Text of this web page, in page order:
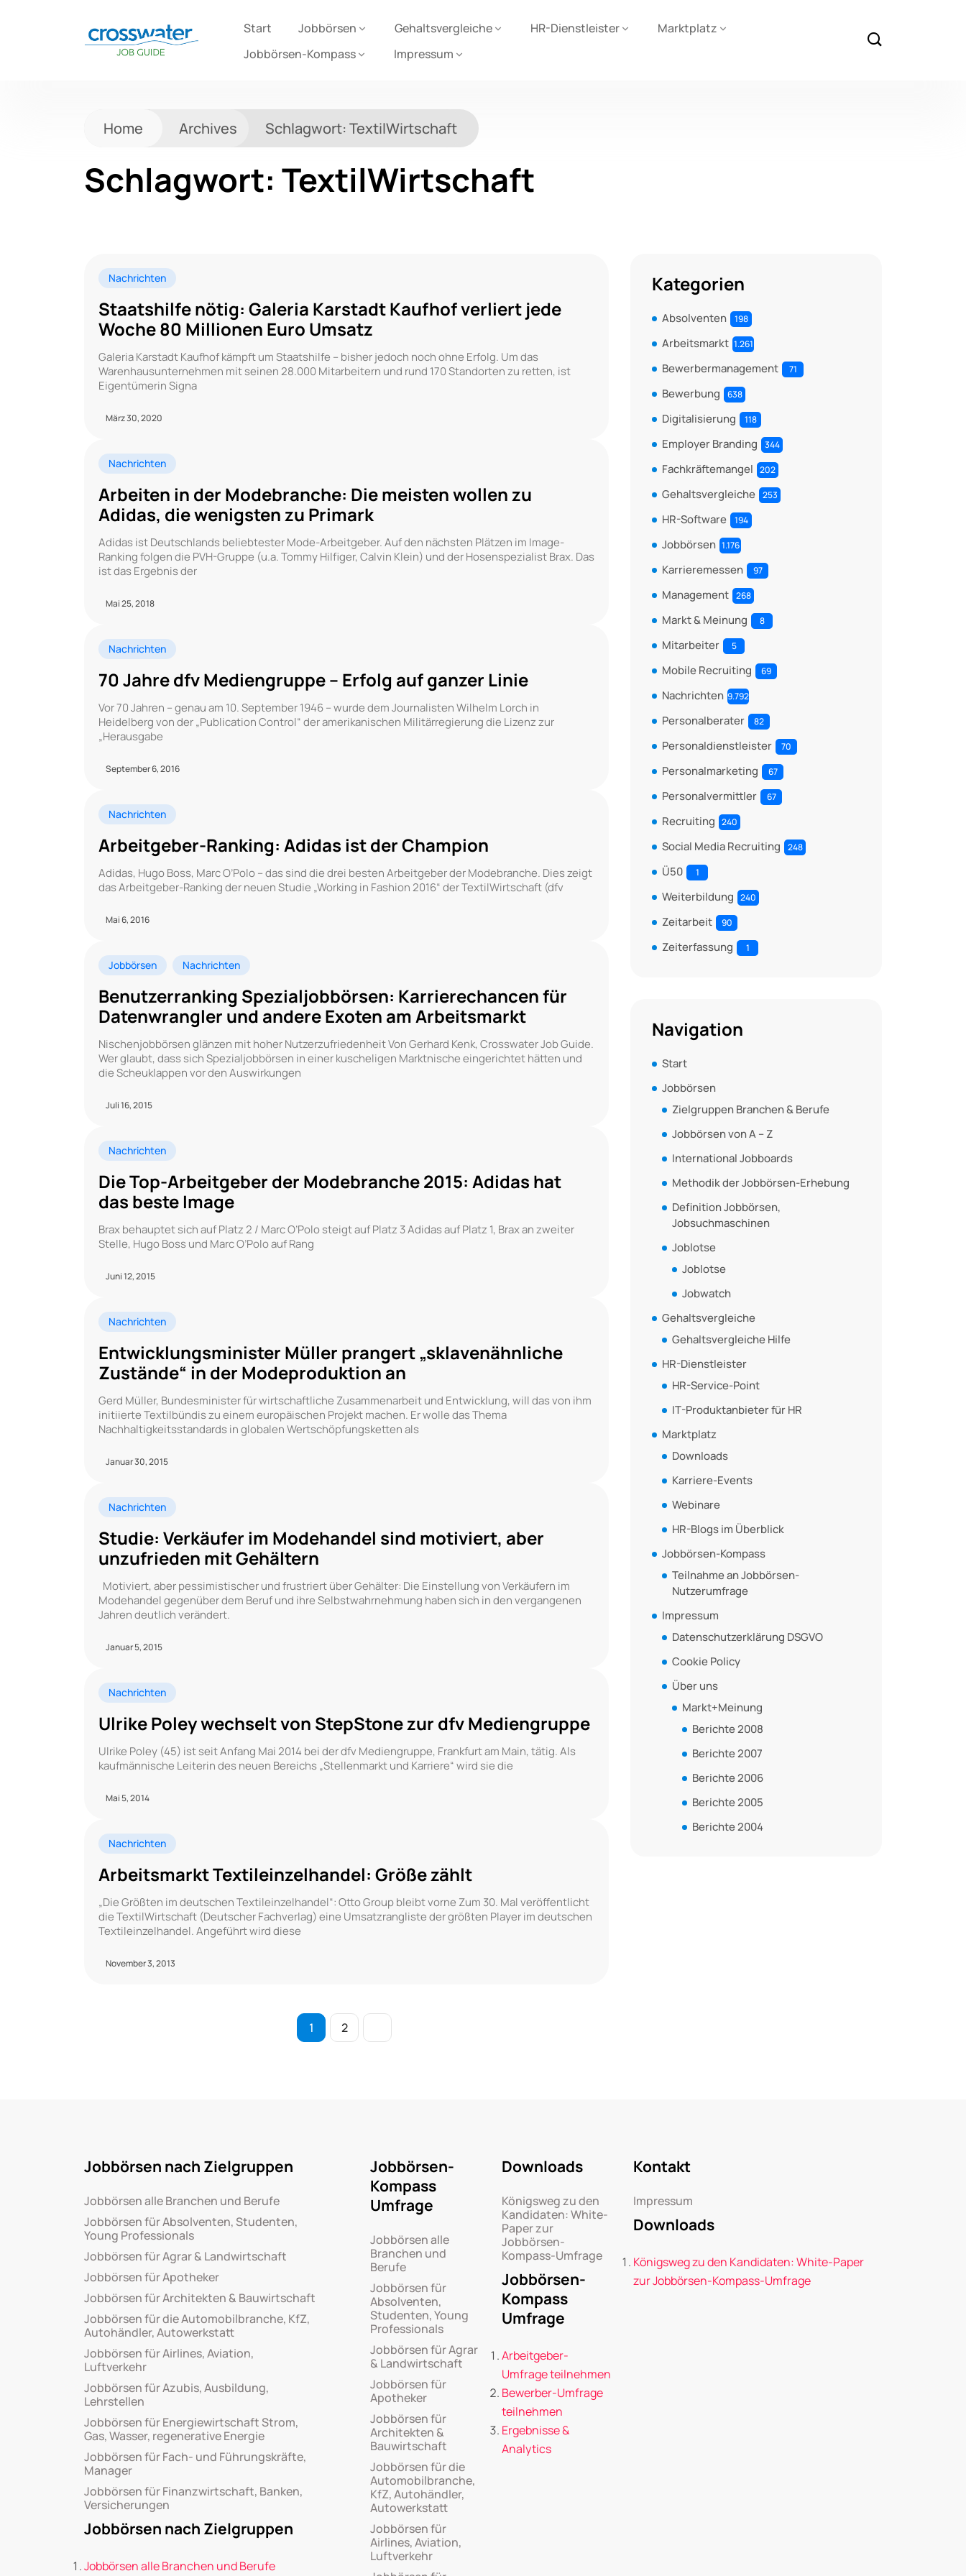
Start Jobbörsen Gehaltsvergleiche HR-Dienstleister
Marktplatz
Jobbörsen-Kompass
Impressum
Home Archives Schlagwort:TextilWirtschaft
Schlagwort: TextilWirtschaft
Nachrichten
Staatshilfe nötig: Galeria Karstadt Kaufhof verliert jede
Woche 80 Millionen Euro Umsatz
Galeria Karstadt Kaufhof kämpft um Staatshilfe – bisher jedoch noch ohne Erfolg. Um das
Warenhausunternehmen mit seinen 28.000 Mitarbeitern und rund 170 Standorten zu retten, ist
Eigentümerin Signa
März 30, 2020
Nachrichten
Arbeiten in der Modebranche: Die meisten wollen zu
Adidas, die wenigsten zu Primark
Adidas ist Deutschlands beliebtester Mode-Arbeitgeber. Auf den nächsten Plätzen im Image-
Ranking folgen die PVH-Gruppe (u.a. Tommy Hilfiger, Calvin Klein) und der Hosenspezialist Brax. Das
ist das Ergebnis der
Mai 25, 2018
Nachrichten
70 Jahre dfv Mediengruppe – Erfolg auf ganzer Linie
Vor 70 Jahren – genau am 10. September 1946 – wurde dem Journalisten Wilhelm Lorch in
Heidelberg von der „Publication Control“ der amerikanischen Militärregierung die Lizenz zur
„Herausgabe
September 6, 2016
Nachrichten
Arbeitgeber-Ranking: Adidas ist der Champion
Adidas, Hugo Boss, Marc O’Polo – das sind die drei besten Arbeitgeber der Modebranche. Dies zeigt
das Arbeitgeber-Ranking der neuen Studie „Working in Fashion 2016“ der TextilWirtschaft (dfv
Mai 6, 2016
Jobbörsen Nachrichten
Benutzerranking Spezialjobbörsen: Karrierechancen für
Datenwrangler und andere Exoten am Arbeitsmarkt
Nischenjobbörsen glänzen mit hoher Nutzerzufriedenheit Von Gerhard Kenk, Crosswater Job Guide.
Wer glaubt, dass sich Spezialjobbörsen in einer kuscheligen Marktnische eingerichtet hätten und
die Scheuklappen vor den Auswirkungen
Juli 16, 2015
Nachrichten
Die Top-Arbeitgeber der Modebranche 2015: Adidas hat
das beste Image
Brax behauptet sich auf Platz 2 / Marc O’Polo steigt auf Platz 3 Adidas auf Platz 1, Brax an zweiter
Stelle, Hugo Boss und Marc O’Polo auf Rang
Juni 12, 2015
Nachrichten
Entwicklungsminister Müller prangert „sklavenähnliche
Zustände“ in der Modeproduktion an
Gerd Müller, Bundesminister für wirtschaftliche Zusammenarbeit und Entwicklung, will das von ihm
initiierte Textilbündis zu einem europäischen Projekt machen. Er wolle das Thema
Nachhaltigkeitsstandards in globalen Wertschöpfungsketten als
Januar 30, 2015
Nachrichten
Studie: Verkäufer im Modehandel sind motiviert, aber
unzufrieden mit Gehältern
Motiviert, aber pessimistischer und frustriert über Gehälter: Die Einstellung von Verkäufern im
Modehandel gegenüber dem Beruf und ihre Selbstwahrnehmung haben sich in den vergangenen
Jahren deutlich verändert.
Januar 5, 2015
Nachrichten
Ulrike Poley wechselt von StepStone zur dfv Mediengruppe
Ulrike Poley (45) ist seit Anfang Mai 2014 bei der dfv Mediengruppe, Frankfurt am Main, tätig. Als
kaufmännische Leiterin des neuen Bereichs „Stellenmarkt und Karriere“ wird sie die
Mai 5, 2014
Nachrichten
Arbeitsmarkt Textileinzelhandel: Größe zählt
„Die Größten im deutschen Textileinzelhandel“: Otto Group bleibt vorne Zum 30. Mal veröffentlicht
die TextilWirtschaft (Deutscher Fachverlag) eine Umsatzrangliste der größten Player im deutschen
Textileinzelhandel. Angeführt wird diese
November 3, 2013
1 2
Kategorien
Absolventen 198
Arbeitsmarkt 1.261
Bewerbermanagement 71
Bewerbung 638
Digitalisierung 118
Employer Branding 344
Fachkräftemangel 202
Gehaltsvergleiche 253
HR-Software 194
Jobbörsen 1.176
Karrieremessen 97
Management 268
Markt & Meinung 8
Mitarbeiter 5
Mobile Recruiting 69
Nachrichten 9.792
Personalberater 82
Personaldienstleister 70
Personalmarketing 67
Personalvermittler 67
Recruiting 240
Social Media Recruiting 248
Ü50 1
Weiterbildung 240
Zeitarbeit 90
Zeiterfassung 1
Navigation
Start
Jobbörsen
Zielgruppen Branchen & Berufe
Jobbörsen von A – Z
International Jobboards
Methodik der Jobbörsen-Erhebung
Definition Jobbörsen,
Jobsuchmaschinen
Joblotse
Joblotse
Jobwatch
Gehaltsvergleiche
Gehaltsvergleiche Hilfe
HR-Dienstleister
HR-Service-Point
IT-Produktanbieter für HR
Marktplatz
Downloads
Karriere-Events
Webinare
HR-Blogs im Überblick
Jobbörsen-Kompass
Teilnahme an Jobbörsen-
Nutzerumfrage
Impressum
Datenschutzerklärung DSGVO
Cookie Policy
Über uns
Markt+Meinung
Berichte 2008
Berichte 2007
Berichte 2006
Berichte 2005
Berichte 2004
Jobbörsen nach Zielgruppen
Jobbörsen alle Branchen und Berufe
Jobbörsen für Absolventen, Studenten,
Young Professionals
Jobbörsen für Agrar & Landwirtschaft
Jobbörsen für Apotheker
Jobbörsen für Architekten & Bauwirtschaft
Jobbörsen für die Automobilbranche, KfZ,
Autohändler, Autowerkstatt
Jobbörsen für Airlines, Aviation,
Luftverkehr
Jobbörsen für Azubis, Ausbildung,
Lehrstellen
Jobbörsen für Energiewirtschaft Strom,
Gas, Wasser, regenerative Energie
Jobbörsen für Fach- und Führungskräfte,
Manager
Jobbörsen für Finanzwirtschaft, Banken,
Versicherungen
Jobbörsen nach Zielgruppen
Jobbörsen alle Branchen und Berufe
Jobbörsen-
Kompass
Umfrage
Jobbörsen alle
Branchen und
Berufe
Jobbörsen für
Absolventen,
Studenten, Young
Professionals
Jobbörsen für Agrar
& Landwirtschaft
Jobbörsen für
Apotheker
Jobbörsen für
Architekten &
Bauwirtschaft
Jobbörsen für die
Automobilbranche,
KfZ, Autohändler,
Autowerkstatt
Jobbörsen für
Airlines, Aviation,
Luftverkehr
Downloads
Königsweg zu den
Kandidaten: White-
Paper zur
Jobbörsen-
Kompass-Umfrage
Jobbörsen-
Kompass
Umfrage
Arbeitgeber-
Umfrage teilnehmen
Bewerber-Umfrage
teilnehmen
Ergebnisse &
Analytics
Kontakt
Impressum
Downloads
Königsweg zu den Kandidaten: White-Paper
zur Jobbörsen-Kompass-Umfrage